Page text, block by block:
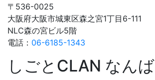
〒536-0025
大阪府大阪市城東区森之宮1丁目6-111
NLC森の宮ビル5階
電話： 06-6185-1343
しごとCLAN なんば